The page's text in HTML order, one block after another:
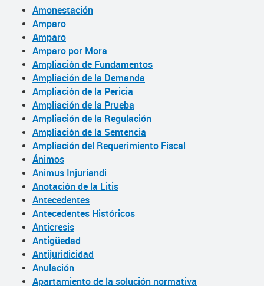
Amonestación
Amparo
Amparo
Amparo por Mora
Ampliación de Fundamentos
Ampliación de la Demanda
Ampliación de la Pericia
Ampliación de la Prueba
Ampliación de la Regulación
Ampliación de la Sentencia
Ampliación del Requerimiento Fiscal
Ánimos
Animus Injuriandi
Anotación de la Litis
Antecedentes
Antecedentes Históricos
Anticresis
Antigüedad
Antijuridicidad
Anulación
Apartamiento de la solución normativa